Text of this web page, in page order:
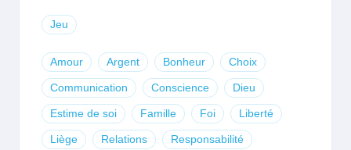
Jeu
Amour Argent Bonheur Choix
Communication Conscience Dieu
Estime de soi Famille Foi Liberté
Liège Relations Responsabilité